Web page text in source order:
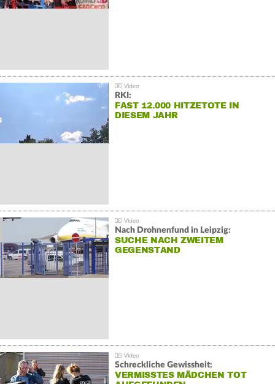
RKI:
FAST 12.000 HITZETOTE IN
DIESEM JAHR
Nach Drohnenfund in Leipzig:
SUCHE NACH ZWEITEM
GEGENSTAND
Schreckliche Gewissheit:
VERMISSTES MÄDCHEN TOT